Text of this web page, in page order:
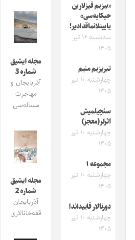
«بیزیم قیزلارین
حیکایه‌سی»
یایینلانماقدادیر!
سه‌شنبه ۱۶ تیر
۱۴۰۵
تبریزیم منیم
چهارشنبه ۱۰ تیر
۱۴۰۵
سئچیلمیش
اثرلر(معجز)
چهارشنبه ۱۰ تیر
۱۴۰۵
مجموعه ۱
چهارشنبه ۱۰ تیر
۱۴۰۵
دورنالار قاییداندا
چهارشنبه ۱۰ تیر
۱۴۰۵
مجله ایشیق
شماره 3
آذربایجان و
مهاجرت
مساله‌سی
مجله ایشیق
شماره 2
آذربایجان
قفه‌خانالاری